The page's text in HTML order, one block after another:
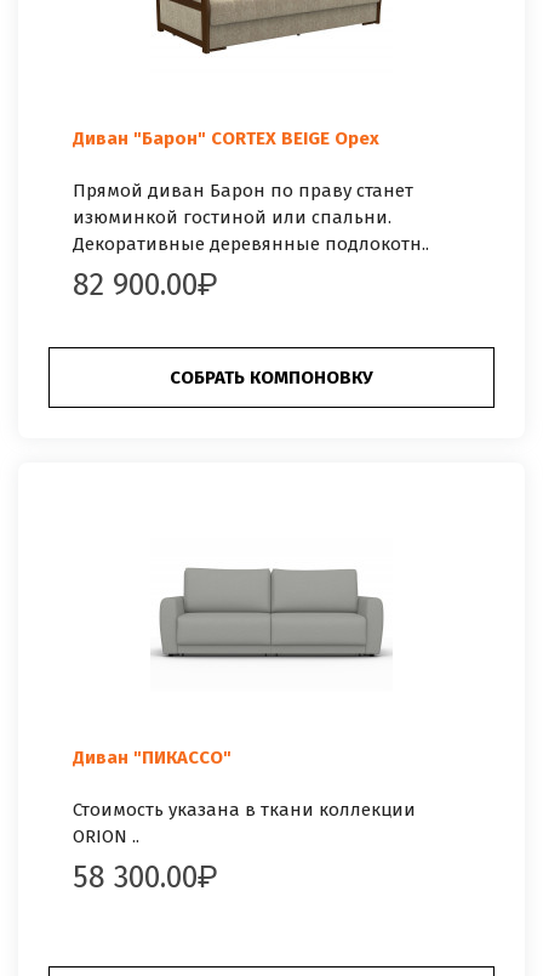
Диван "Барон" CORTEX BEIGE Орех
Прямой диван Барон по праву станет
изюминкой гостиной или спальни.
Декоративные деревянные подлокотн..
82 900.00
СОБРАТЬ КОМПОНОВКУ
Диван "ПИКАССО"
Стоимость указана в ткани коллекции
ORION ..
58 300.00